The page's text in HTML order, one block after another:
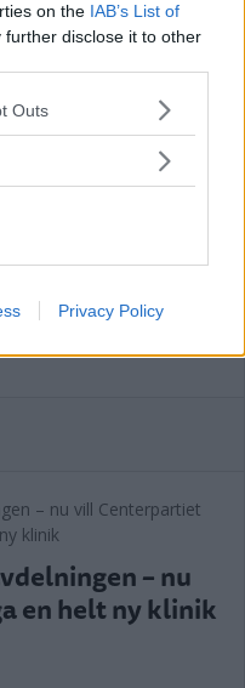
on the IAB’s List of
further disclose it to other
one or more Google
You may click to
in below Google
Outs
Privacy Policy
en tillgänglig
– nu
en helt ny klinik